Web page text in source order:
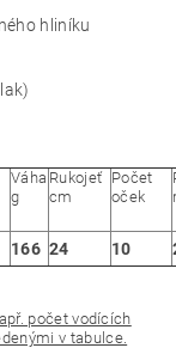
hliníku
Váha
g
Rukojeť
cm
Počet
oček
166 24 10
počet vodících
v tabulce.